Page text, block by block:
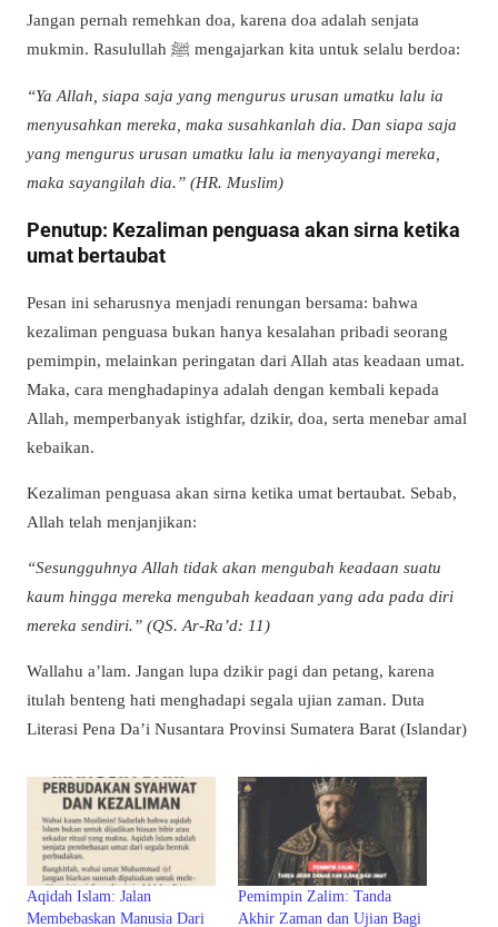
Jangan pernah remehkan doa, karena doa adalah senjata
mukmin. Rasulullah ﷺ mengajarkan kita untuk selalu berdoa:
“Ya Allah, siapa saja yang mengurus urusan umatku lalu ia
menyusahkan mereka, maka susahkanlah dia. Dan siapa saja
yang mengurus urusan umatku lalu ia menyayangi mereka,
maka sayangilah dia.” (HR. Muslim)
Penutup: Kezaliman penguasa akan sirna ketika
umat bertaubat
Pesan ini seharusnya menjadi renungan bersama: bahwa
kezaliman penguasa bukan hanya kesalahan pribadi seorang
pemimpin, melainkan peringatan dari Allah atas keadaan umat.
Maka, cara menghadapinya adalah dengan kembali kepada
Allah, memperbanyak istighfar, dzikir, doa, serta menebar amal
kebaikan.
Kezaliman penguasa akan sirna ketika umat bertaubat. Sebab,
Allah telah menjanjikan:
“Sesungguhnya Allah tidak akan mengubah keadaan suatu
kaum hingga mereka mengubah keadaan yang ada pada diri
mereka sendiri.” (QS. Ar-Ra’d: 11)
Wallahu a’lam. Jangan lupa dzikir pagi dan petang, karena
itulah benteng hati menghadapi segala ujian zaman. Duta
Literasi Pena Da’i Nusantara Provinsi Sumatera Barat (Islandar)
Aqidah Islam: Jalan
Membebaskan Manusia Dari
Pemimpin Zalim: Tanda
Akhir Zaman dan Ujian Bagi